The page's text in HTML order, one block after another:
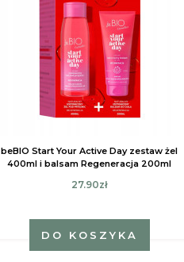
beBIO Start Your Active Day zestaw żel
400ml i balsam Regeneracja 200ml
27.90zł
DO KOSZYKA